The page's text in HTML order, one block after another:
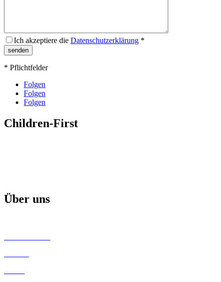
Ich akzeptiere die Datenschutzerklärung *
* Pflichtfelder
Folgen
Folgen
Folgen
Children-First
Über uns